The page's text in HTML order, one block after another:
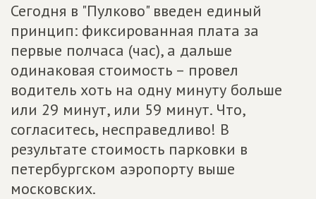
Сегодня в "Пулково" введен единый
принцип: фиксированная плата за
первые полчаса (час), а дальше
одинаковая стоимость – провел
водитель хоть на одну минуту больше
или 29 минут, или 59 минут. Что,
согласитесь, несправедливо! В
результате стоимость парковки в
петербургском аэропорту выше
московских.